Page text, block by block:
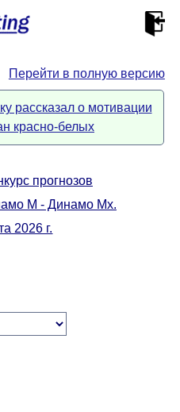
Перейти в полную версию
рассказал о мотивации
красно-белых
прогнозов
М - Динамо Мх.
2026 г.